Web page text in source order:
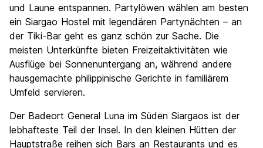
und Laune entspannen. Partylöwen wählen am besten
ein Siargao Hostel mit legendären Partynächten – an
der Tiki-Bar geht es ganz schön zur Sache. Die
meisten Unterkünfte bieten Freizeitaktivitäten wie
Ausflüge bei Sonnenuntergang an, während andere
hausgemachte philippinische Gerichte in familiärem
Umfeld servieren.
Der Badeort General Luna im Süden Siargaos ist der
lebhafteste Teil der Insel. In den kleinen Hütten der
Hauptstraße reihen sich Bars an Restaurants und es